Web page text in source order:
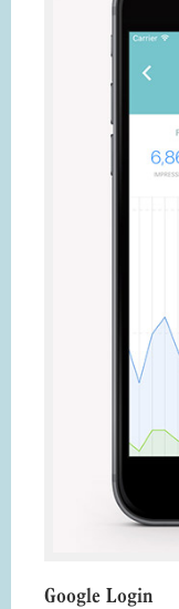
Google Login